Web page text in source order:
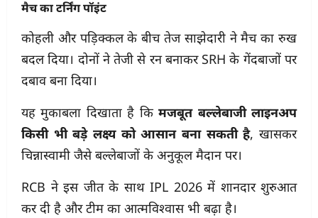
मैच का टर्निंग पॉइंट
कोहली और पड़िक्कल के बीच तेज साझेदारी ने मैच का रुख
बदल दिया। दोनों ने तेजी से रन बनाकर SRH के गेंदबाजों पर
दबाव बना दिया।
यह मुकाबला दिखाता है किमजबूत बल्लेबाजी लाइनअप
किसी भी बड़े लक्ष्य को आसान बना सकती है, खासकर
चिन्नास्वामी जैसे बल्लेबाजों के अनुकूल मैदान पर।
RCB ने इस जीत के साथ IPL 2026 में शानदार शुरुआत
कर दी है और टीम का आत्मविश्वास भी बढ़ा है।